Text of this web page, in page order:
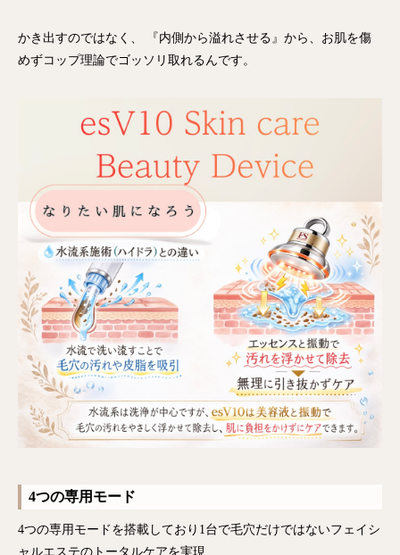
かき出すのではなく、 『内側から溢れさせる』から、お肌を傷
めずコップ理論でゴッソリ取れるんです。
4つの専用モード
4つの専用モードを搭載しており1台で毛穴だけではないフェイシ
ャルエステのトータルケアを実現‎‬